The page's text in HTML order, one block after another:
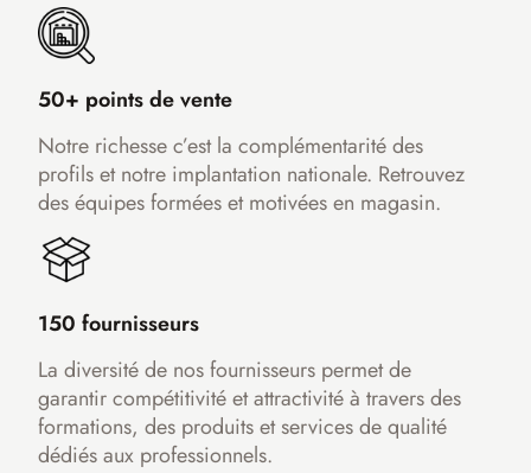
50+ points de vente
Notre richesse c’est la complémentarité des
profils et notre implantation nationale. Retrouvez
des équipes formées et motivées en magasin.
150 fournisseurs
La diversité de nos fournisseurs permet de
garantir compétitivité et attractivité à travers des
formations, des produits et services de qualité
dédiés aux professionnels.